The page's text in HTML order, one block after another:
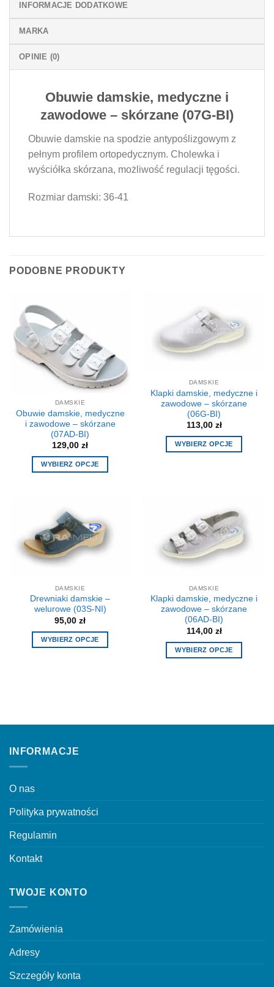
INFORMACJE DODATKOWE
MARKA
OPINIE (0)
Obuwie damskie, medyczne i
zawodowe – skórzane (07G-BI)
Obuwie damskie na spodzie antypoślizgowym z
pełnym profilem ortopedycznym. Cholewka i
wyściółka skórzana, możliwość regulacji tęgości.
Rozmiar damski: 36-41
PODOBNE PRODUKTY
DAMSKIE
Obuwie damskie, medyczne
i zawodowe – skórzane
(07AD-BI)
129,00 zł
WYBIERZ OPCJE
wiele
wariantów.
Opcje
można
stronie
produktu
DAMSKIE
Klapki damskie, medyczne i
zawodowe – skórzane
(06G-BI)
113,00 zł
WYBIERZ OPCJE
wariantów.
Opcje
można
wybrać
na
produktu
DAMSKIE
Drewniaki damskie –
welurowe (03S-NI)
95,00 zł
WYBIERZ OPCJE
na
DAMSKIE
Klapki damskie, medyczne i
zawodowe – skórzane
(06AD-BI)
114,00 zł
WYBIERZ OPCJE
INFORMACJE
O nas
Polityka prywatności
Regulamin
Kontakt
TWOJE KONTO
Zamówienia
Adresy
Szczegóły konta